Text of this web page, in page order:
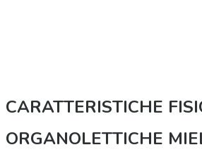
CARATTERISTICHE
ORGANOLETTICHE